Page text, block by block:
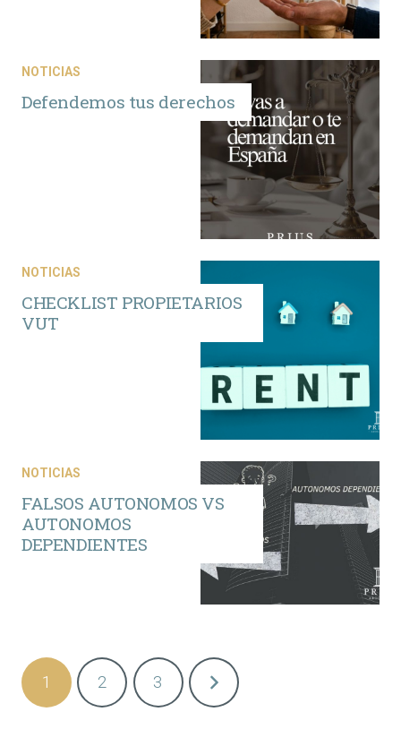
NOTICIAS
Defendemos tus derechos
NOTICIAS
CHECKLIST PROPIETARIOS
VUT
NOTICIAS
FALSOS AUTONOMOS VS
AUTONOMOS
DEPENDIENTES
Navegación
de
1 2 3